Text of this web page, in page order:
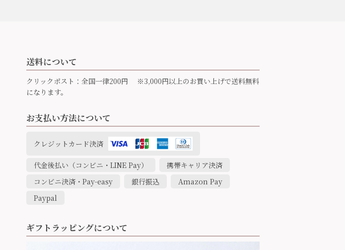
送料について
クリックポスト：全国一律200円 ※3,000円以上のお買い上げで送料無料
になります。
お支払い方法について
クレジットカード決済
代金後払い（コンビニ・LINE Pay）
携帯キャリア決済
コンビニ決済・Pay-easy
銀行振込
Amazon Pay
Paypal
ギフトラッピングについて